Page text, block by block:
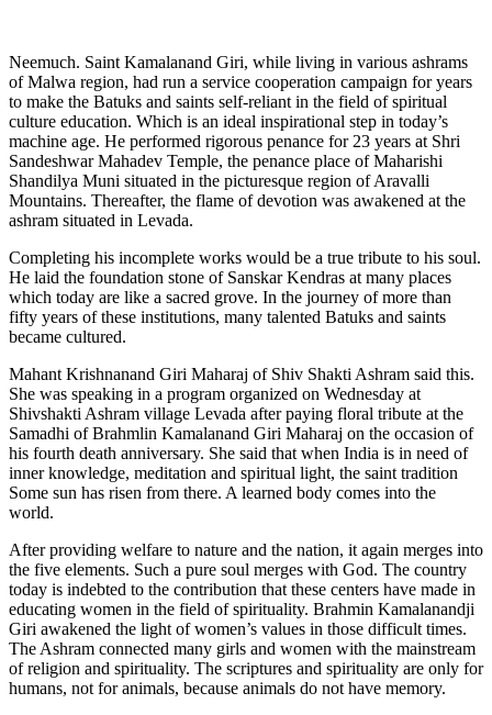
Neemuch. Saint Kamalanand Giri, while living in various ashrams
of Malwa region, had run a service cooperation campaign for years
to make the Batuks and saints self-reliant in the field of spiritual
culture education. Which is an ideal inspirational step in today’s
machine age. He performed rigorous penance for 23 years at Shri
Sandeshwar Mahadev Temple, the penance place of Maharishi
Shandilya Muni situated in the picturesque region of Aravalli
Mountains. Thereafter, the flame of devotion was awakened at the
ashram situated in Levada.
Completing his incomplete works would be a true tribute to his soul.
He laid the foundation stone of Sanskar Kendras at many places
which today are like a sacred grove. In the journey of more than
fifty years of these institutions, many talented Batuks and saints
became cultured.
Mahant Krishnanand Giri Maharaj of Shiv Shakti Ashram said this.
She was speaking in a program organized on Wednesday at
Shivshakti Ashram village Levada after paying floral tribute at the
Samadhi of Brahmlin Kamalanand Giri Maharaj on the occasion of
his fourth death anniversary. She said that when India is in need of
inner knowledge, meditation and spiritual light, the saint tradition
Some sun has risen from there. A learned body comes into the
world.
After providing welfare to nature and the nation, it again merges into
the five elements. Such a pure soul merges with God. The country
today is indebted to the contribution that these centers have made in
educating women in the field of spirituality. Brahmin Kamalanandji
Giri awakened the light of women’s values in those difficult times.
The Ashram connected many girls and women with the mainstream
of religion and spirituality. The scriptures and spirituality are only for
humans, not for animals, because animals do not have memory.